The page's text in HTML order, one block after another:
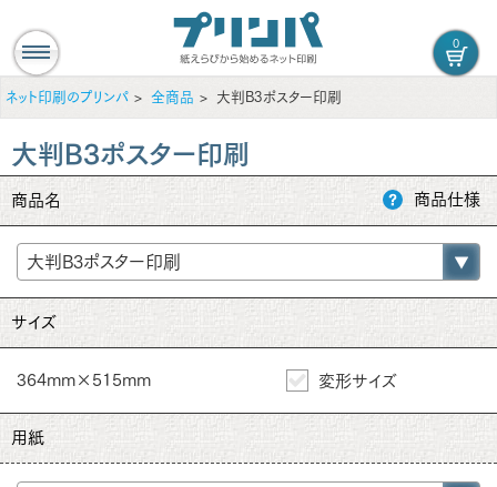
0
ネット印刷のプリンパ 全商品 大判B3ポスター印刷
大判B3ポスター印刷
商品名 商品仕様
サイズ
364mm×515mm 変形サイズ
用紙